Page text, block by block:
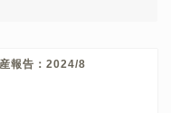
産報告：2024/8